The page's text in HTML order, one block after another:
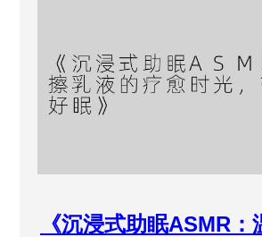
《沉浸式助眠ASMR